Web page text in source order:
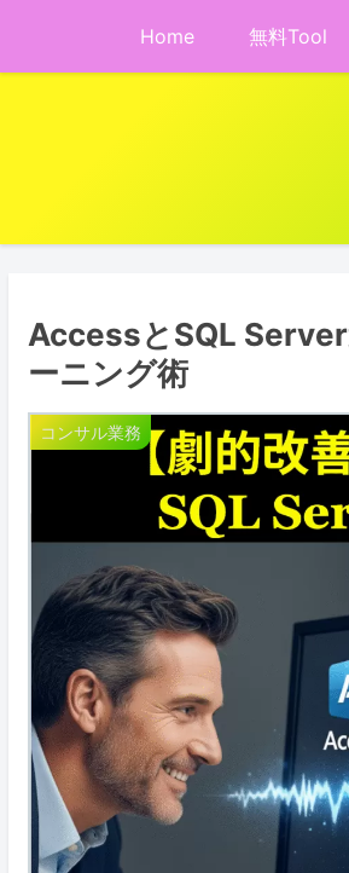
Home 無料Tool
AccessとSQL
ーニング術
コンサル業務